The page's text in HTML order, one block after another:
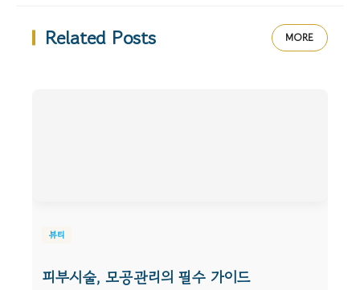
Related Posts MORE
뷰티
피부시술, 모공관리의 필수 가이드